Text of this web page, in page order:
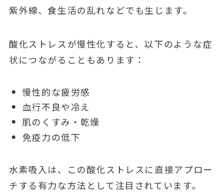
紫外線、食生活の乱れなどでも生じます。
酸化ストレスが慢性化すると、以下のような症
状につながることもあります：
慢性的な疲労感
血行不良や冷え
肌のくすみ・乾燥
免疫力の低下
水素吸入は、この酸化ストレスに直接アプロー
チする有力な方法として注目されています。